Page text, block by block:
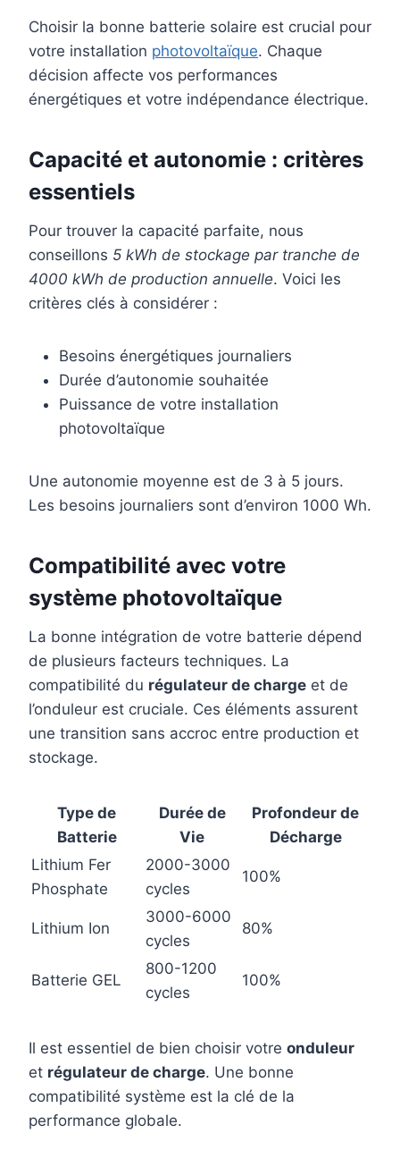
Choisir la bonne batterie solaire est crucial pour
votre installation photovoltaïque. Chaque
décision affecte vos performances
énergétiques et votre indépendance électrique.
Capacité et autonomie : critères
essentiels
Pour trouver la capacité parfaite, nous
conseillons 5 kWh de stockage par tranche de
4000 kWh de production annuelle. Voici les
critères clés à considérer :
Besoins énergétiques journaliers
Durée d’autonomie souhaitée
Puissance de votre installation
photovoltaïque
Une autonomie moyenne est de 3 à 5 jours.
Les besoins journaliers sont d’environ 1000 Wh.
Compatibilité avec votre
système photovoltaïque
La bonne intégration de votre batterie dépend
de plusieurs facteurs techniques. La
compatibilité du régulateur de charge et de
l’onduleur est cruciale. Ces éléments assurent
une transition sans accroc entre production et
stockage.
Type de
Batterie
Durée de
Vie
Profondeur de
Décharge
Lithium Fer
Phosphate
2000-3000
cycles
100%
Lithium Ion
3000-6000
cycles
80%
Batterie GEL
800-1200
cycles
100%
Il est essentiel de bien choisir votre onduleur
et régulateur de charge. Une bonne
compatibilité système est la clé de la
performance globale.